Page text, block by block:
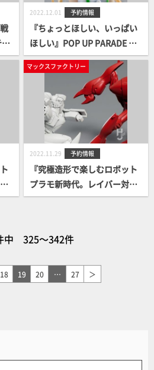
2022.12.01 予約情報
『ちょっとほしい、いっぱい
ほしい』POP UP PARADE 澤
村・スペンサー・英梨々 バニ
ーVer. 案内開始！
案
マックスファクトリー
2022.11.29 予約情報
『究極造形で楽しむロボット
プラモ新時代。レイバー対決
の風景を卓上に！』PLAMAX
ッグ レイバーカラーVer. 案内
中 325～342件
18 19 20 … 27 ＞